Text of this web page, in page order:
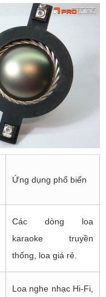
Ứng dụng phổ biến
Các dòng loa
karaoke truyền
thống, loa giá rẻ.
Loa nghe nhạc Hi-Fi,